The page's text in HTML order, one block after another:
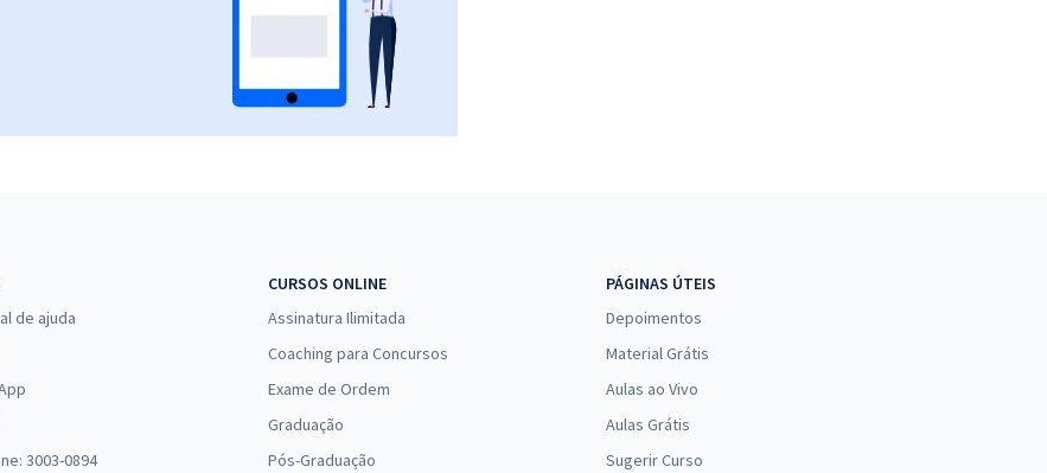
de ajuda
3003-0894
CURSOS ONLINE
Assinatura Ilimitada
Coaching para Concursos
Exame de Ordem
Graduação
Pós-Graduação
PÁGINAS ÚTEIS
Depoimentos
Material Grátis
Aulas ao Vivo
Aulas Grátis
Sugerir Curso